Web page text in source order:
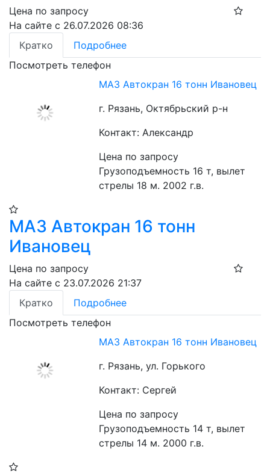
Цена по запросу
На сайте с 26.07.2026 08:36
Кратко
Подробнее
Посмотреть телефон
МАЗ Автокран 16 тонн Ивановец
г. Рязань, Октябрьский р-н
Контакт: Александр
Цена по запросу
Грузоподъемность 16 т, вылет
стрелы 18 м. 2002 г.в.
МАЗ Автокран 16 тонн
Ивановец
Цена по запросу
На сайте с 23.07.2026 21:37
Кратко
Подробнее
Посмотреть телефон
МАЗ Автокран 16 тонн Ивановец
г. Рязань, ул. Горького
Контакт: Сергей
Цена по запросу
Грузоподъемность 14 т, вылет
стрелы 14 м. 2000 г.в.